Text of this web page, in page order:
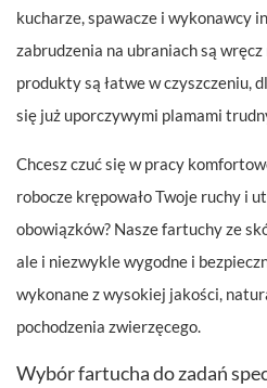
kucharze, spawacze i wykonawcy
zabrudzenia na ubraniach są
produkty są łatwe w czyszczeniu,
się już uporczywymi plamami
Chcesz czuć się w pracy
robocze krępowało Twoje ruchy i
obowiązków? Nasze fartuchy ze
ale i niezwykle wygodne i
wykonane z wysokiej jakości,
pochodzenia zwierzęcego.
Wybór fartucha do zadań